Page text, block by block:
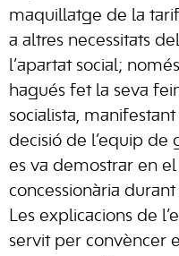
maquillatge de la
a altres necessitats
l’apartat social;
hagués fet la seva
socialista,
decisió de l’equip de
es va demostrar en
concessionària
Les explicacions de
servit per convèncer